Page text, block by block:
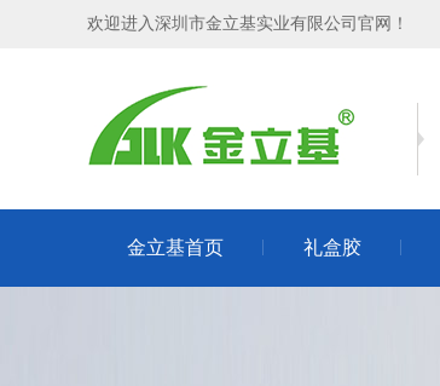
欢迎进入深圳市金立基实业有限公司官网！
金立基首页 礼盒胶